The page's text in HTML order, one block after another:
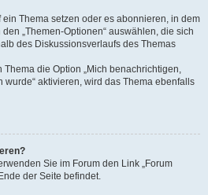
Thema setzen oder es abonnieren, in dem
„Themen-Optionen“ auswählen, die sich
des Diskussionsverlaufs des Themas
die Option „Mich benachrichtigen,
aktivieren, wird das Thema ebenfalls
Sie im Forum den Link „Forum
der Seite befindet.